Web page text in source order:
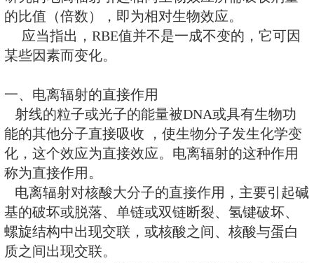
以250keV X射线或60Co的γ射线为
定义：上述X或γ射线引起某种生
以机体某种损伤表示之）所需要
研究的电离辐射引起相同生物效
的比值（倍数），即为相对生物效
应当指出，RBE值并不是一成不
某些因素而变化。
一、电离辐射的直接作用